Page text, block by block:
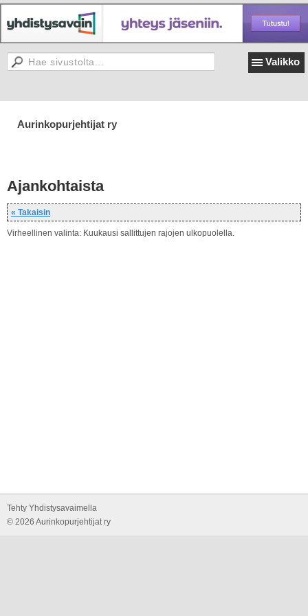
Valikko
Aurinkopurjehtijat ry
Ajankohtaista
« Takaisin
Virheellinen valinta: Kuukausi sallittujen rajojen ulkopuolella.
Tehty Yhdistysavaimella
© 2026 Aurinkopurjehtijat ry